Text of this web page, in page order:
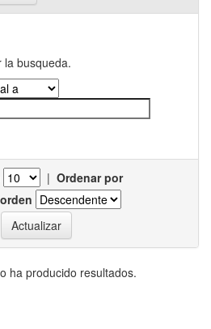
la busqueda.
| Ordenar por
ha producido resultados.